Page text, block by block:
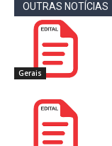
OUTRAS NOTÍCIAS
Gerais